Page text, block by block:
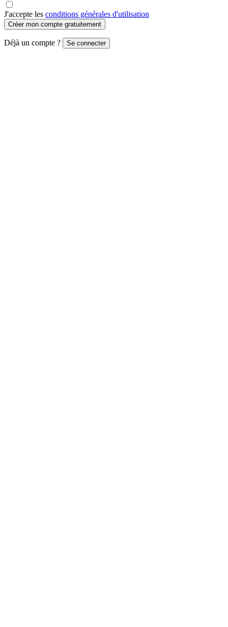
J'accepte les conditions générales d'utilisation
Créer mon compte gratuitement
Déjà un compte ? Se connecter